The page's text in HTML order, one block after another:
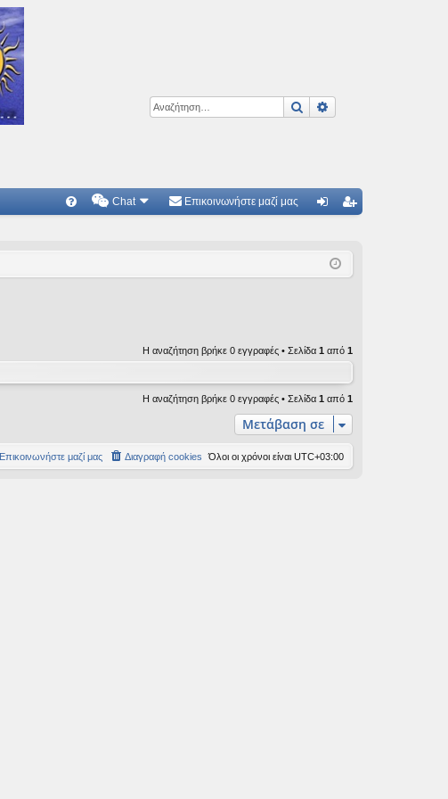
Αναζήτηση
Γ
ήσ
εις
Chat Επικοινωνήστε μαζί μας
ρα
Η αναζήτηση βρήκε 0 εγγραφές • Σελίδα 1 από 1
Η αναζήτηση βρήκε 0 εγγραφές • Σελίδα 1 από 1
Μετάβαση σε
Όλοι οι χρόνοι είναι UTC+03:00
Διαγραφή cookies
Επικοινωνήστε μαζί μας